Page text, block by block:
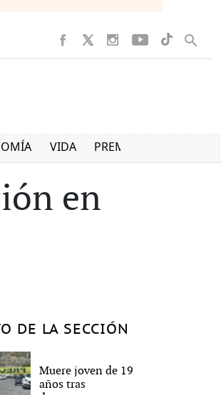
VIDA PREMIUM
en
DE LA SECCIÓN
Muere joven de 19
años tras